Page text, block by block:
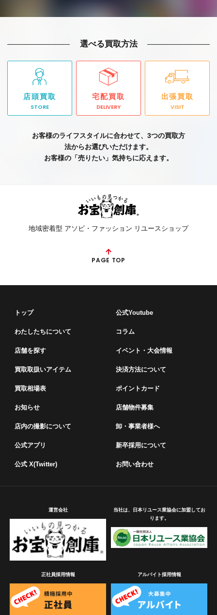
選べる買取方法
店頭買取
STORE
宅配買取
DELIVERY
出張買取
VISIT
お客様のライフスタイルに合わせて、3つの買取方
法からお選びいただけます。
お客様の「売りたい」気持ちに応えます。
地域密着型 アソビ・ファッション リユースショップ
PAGE TOP
トップ
わたしたちについて
店舗を探す
買取取扱いアイテム
買取相場表
お知らせ
店内の撮影について
公式アプリ
公式 X(Twitter)
公式Youtube
コラム
イベント・⼤会情報
決済方法について
ポイントカード
店舗物件募集
卸・事業者様へ
新卒採用について
お問い合わせ
運営会社
当社は、日本リユース業協会に加盟してお
ります。
正社員採用情報 アルバイト採用情報